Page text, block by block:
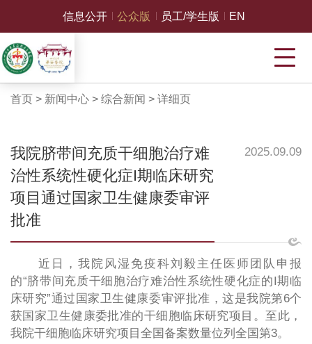
信息公开 公众版 员工/学生版 EN
首页 > 新闻中心> 综合新闻 > 详细页
我院脐带间充质干细胞治疗难
治性系统性硬化症I期临床研究
项目通过国家卫生健康委审评
批准
2025.09.09
近日，我院风湿免疫科刘毅主任医师团队申报
的“脐带间充质干细胞治疗难治性系统性硬化症的I期临
床研究”通过国家卫生健康委审评批准，这是我院第6个
获国家卫生健康委批准的干细胞临床研究项目。至此，
我院干细胞临床研究项目全国备案数量位列全国第3。